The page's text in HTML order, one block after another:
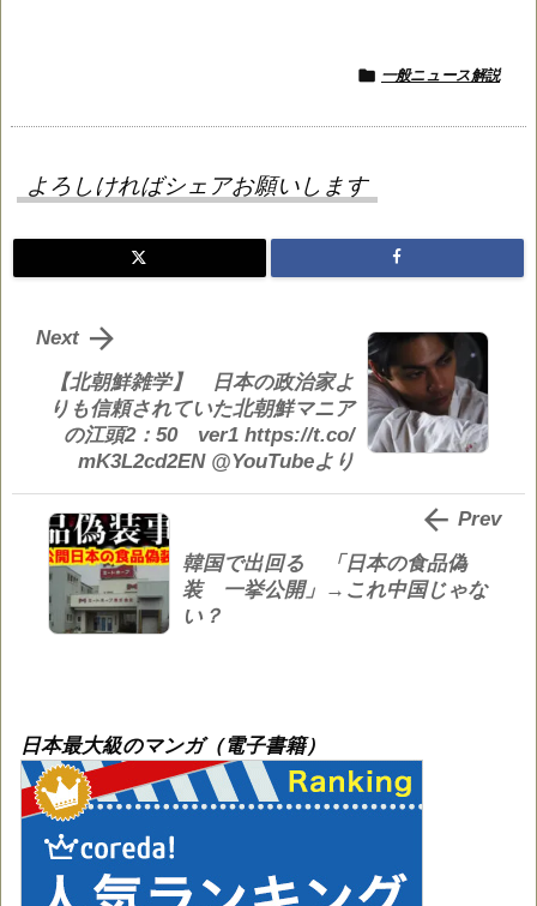
 一般ニュース解説
よろしければシェアお願いします
【北朝鮮雑学】 日本の政治家よ
りも信頼されていた北朝鮮マニア
の江頭2：50 ver1 https://t.co/
mK3L2cd2EN @YouTubeより

Next
韓国で出回る 「日本の食品偽
装 一挙公開」→これ中国じゃな
い？
 Prev
日本最大級のマンガ（電子書籍）